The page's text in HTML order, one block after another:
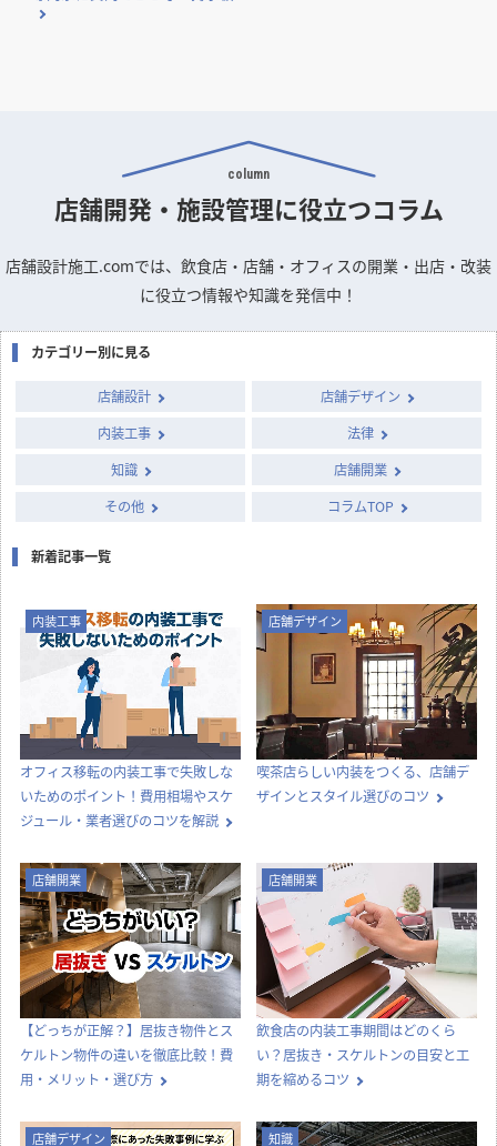
国や自治体が実施する補助金・助成金の概要と申請のポイン
店舗デザインのお悩みや疑問を
専門家に質問できるQ&A掲示板
店舗開発・施設管理に 役立つコラム
店舗設計施工.comでは、飲食店・店舗・オフィスの開業・出店・改装
カテゴリー別に見る
店舗設計
店舗デザイン
内装工事
法律
知識
店舗開業
その他
コラムTOP
内装工事
オフィス移転の内装工事で失敗しな
いためのポイント！費用相場やスケ
店舗デザイン
喫茶店らしい内装をつくる、店舗デ
ザインとスタイル選びのコツ